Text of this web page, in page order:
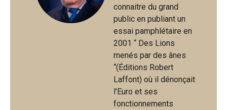
connaitre du grand
public en publiant un
essai pamphlétaire en
2001 “ Des Lions
menés par des ânes
“(Éditions Robert
Laffont) où il dénonçait
l’Euro et ses
fonctionnements